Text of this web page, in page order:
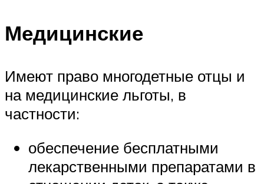
Медицинские
Имеют право многодетные отцы и
на медицинские льготы, в
частности:
обеспечение бесплатными
лекарственными препаратами в